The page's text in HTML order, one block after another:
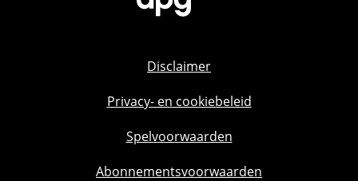
Disclaimer
Privacy- en cookiebeleid
Spelvoorwaarden
Abonnementsvoorwaarden